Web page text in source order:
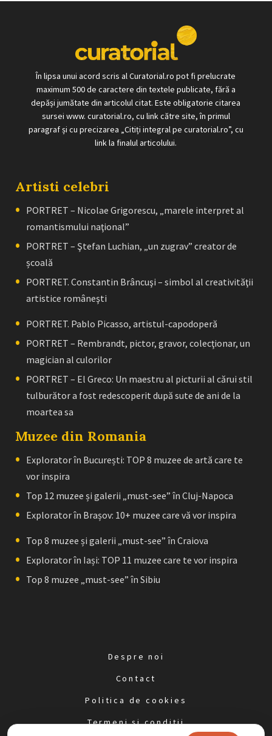
În lipsa unui acord scris al Curatorial.ro pot fi prelucrate
maximum 500 de caractere din textele publicate, fără a
depăși jumătate din articolul citat. Este obligatorie citarea
sursei www. curatorial.ro, cu link către site, în primul
paragraf și cu precizarea „Citiți integral pe curatorial.ro”, cu
link la finalul articolului.
Artisti celebri
PORTRET – Nicolae Grigorescu, „marele interpret al
romantismului naţional”
PORTRET – Ştefan Luchian, „un zugrav” creator de
școală
PORTRET. Constantin Brâncuşi – simbol al creativităţii
artistice româneşti
PORTRET. Pablo Picasso, artistul-capodoperă
PORTRET – Rembrandt, pictor, gravor, colecţionar, un
magician al culorilor
PORTRET – El Greco: Un maestru al picturii al cărui stil
tulburător a fost redescoperit după sute de ani de la
moartea sa
Muzee din Romania
Explorator în București: TOP 8 muzee de artă care te
vor inspira
Top 12 muzee și galerii „must-see” în Cluj-Napoca
Explorator în Brașov: 10+ muzee care vă vor inspira
Top 8 muzee și galerii „must-see” în Craiova
Explorator în Iași: TOP 11 muzee care te vor inspira
Top 8 muzee „must-see” în Sibiu
Despre noi
Contact
Politica de cookies
Termeni și condiții